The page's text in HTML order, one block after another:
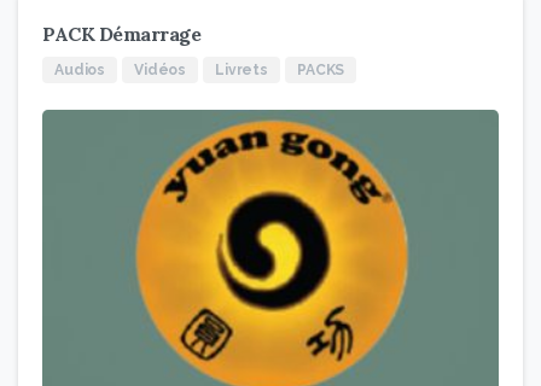
PACK Démarrage
Audios Vidéos Livrets PACKS